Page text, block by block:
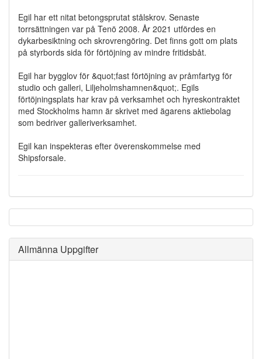
Egil har ett nitat betongsprutat stålskrov. Senaste
torrsättningen var på Tenö 2008. År 2021 utfördes en
dykarbesiktning och skrovrengöring. Det finns gott om plats
på styrbords sida för förtöjning av mindre fritidsbåt.
Egil har bygglov för &quot;fast förtöjning av pråmfartyg för
studio och galleri, Liljeholmshamnen&quot;. Egils
förtöjningsplats har krav på verksamhet och hyreskontraktet
med Stockholms hamn är skrivet med ägarens aktiebolag
som bedriver galleriverksamhet.
Egil kan inspekteras efter överenskommelse med
Shipsforsale.
Allmänna Uppgifter